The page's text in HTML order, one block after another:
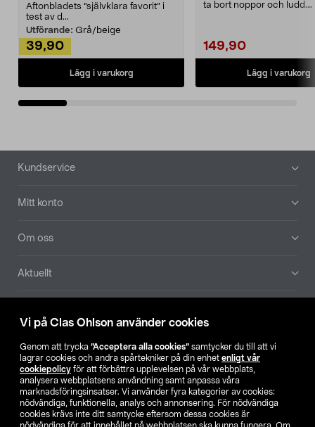
Vi på Clas Ohlson använder cookies
Genom att trycka ”Acceptera alla cookies” samtycker du till att vi
lagrar cookies och andra spårtekniker på din enhet enligt vår
cookiepolicy för att förbättra upplevelsen på vår webbplats,
analysera webbplatsens användning samt anpassa våra
marknadsföringsinsatser. Vi använder fyra kategorier av cookies:
nödvändiga, funktionella, analys och annonsering. För nödvändiga
cookies krävs inte ditt samtycke eftersom dessa cookies är
Aftonbladets "självklara favorit” i
test av d...
Utförande: Grå/beige
39,90
Lägg i varukorg
ta bort noppor och ludd.
149,90
Lägg i varukorg
Sidfot
Kundservice
Mitt konto
Om oss
Aktuellt
Hitta butik
SE NO FI